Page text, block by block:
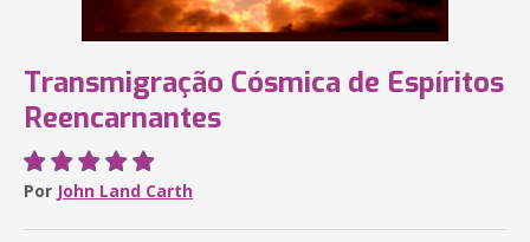
Transmigração Cósmica de Espíritos
Reencarnantes
Por John Land Carth